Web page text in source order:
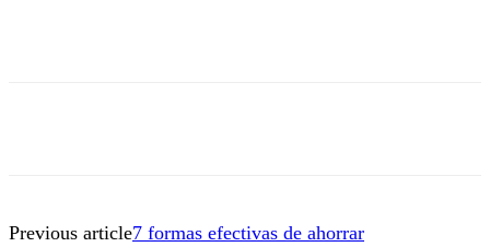
Previous article7 formas efectivas de ahorrar